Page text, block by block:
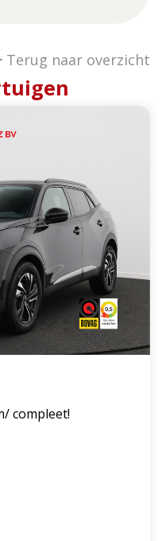
Terug naar overzicht
compleet!